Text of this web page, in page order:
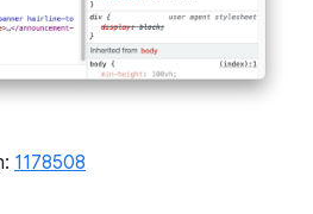
1178508